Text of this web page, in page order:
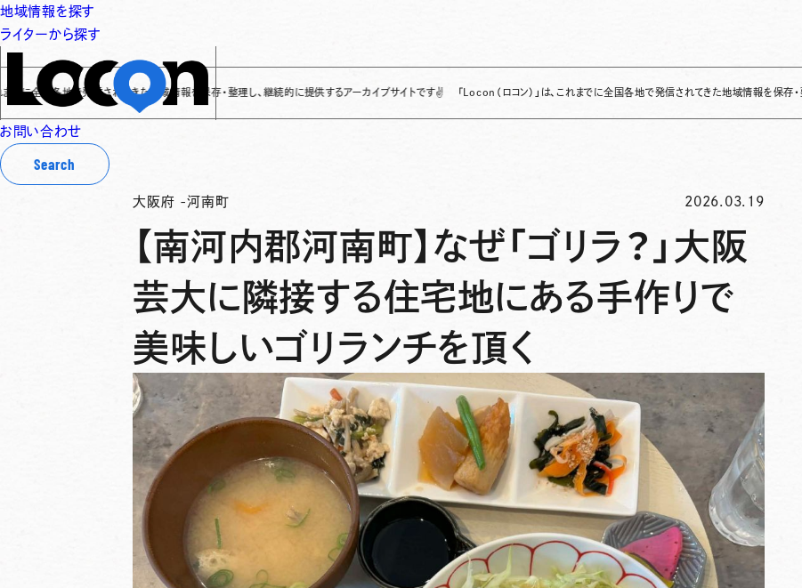
地域情報を探す
ライターから探す
お問い合わせ
Search
で発信されてきた地域情報を保存・整理し、継続的に提供するアーカイブサイトです✌ 「Locon（ロコン）」は、これまでに全国各地で発信されてきた地域情報を保存・整理し、継続
大阪府 -河南町 2026.03.19
【南河内郡河南町】なぜ「ゴリラ？」大阪
芸大に隣接する住宅地にある手作りで
美味しいゴリランチを頂く